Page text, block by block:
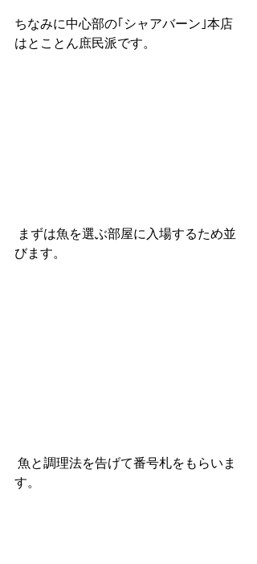
ちなみに中心部の｢シャアバーン｣本店
はとことん庶民派です。
びます。
す。